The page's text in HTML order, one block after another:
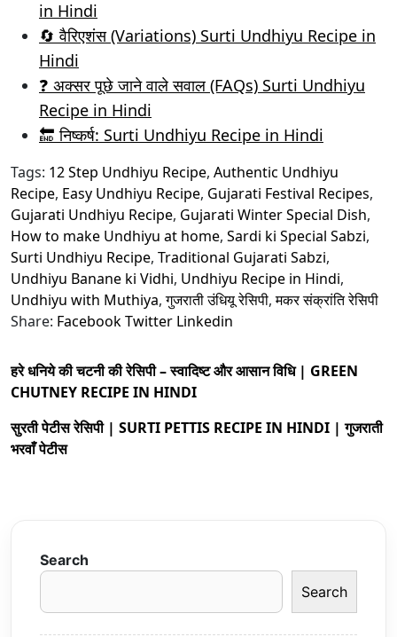
in Hindi
🔄 वैरिएशंस (Variations) Surti Undhiyu Recipe in
Hindi
❓ अक्सर पूछे जाने वाले सवाल (FAQs) Surti Undhiyu
Recipe in Hindi
🔚 निष्कर्ष: Surti Undhiyu Recipe in Hindi
Tags: 12 Step Undhiyu Recipe, Authentic Undhiyu
Recipe, Easy Undhiyu Recipe, Gujarati Festival Recipes,
Gujarati Undhiyu Recipe, Gujarati Winter Special Dish,
How to make Undhiyu at home, Sardi ki Special Sabzi,
Surti Undhiyu Recipe, Traditional Gujarati Sabzi,
Undhiyu Banane ki Vidhi, Undhiyu Recipe in Hindi,
Undhiyu with Muthiya,गुजराती उंधियू रेसिपी,मकर संक्रांति रेसिपी
Share: FacebookTwitter Linkedin
हरे धनिये की चटनी की रेसिपी – स्वादिष्ट और आसान विधि | GREEN
CHUTNEY RECIPE IN HINDI
सुरती पेटीस रेसिपी | SURTI PETTIS RECIPE IN HINDI | गुजराती
भरवाँ पेटीस
Search
Search